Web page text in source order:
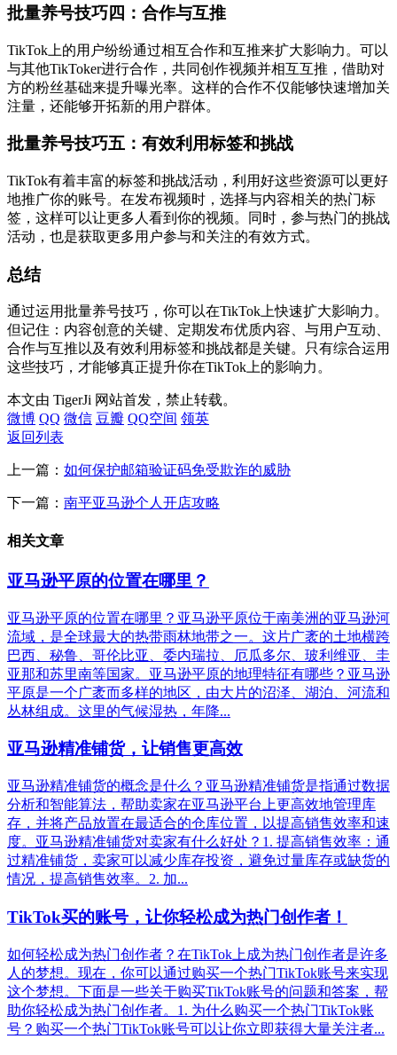
批量养号技巧四：合作与互推
TikTok上的用户纷纷通过相互合作和互推来扩大影响力。可以
与其他TikToker进行合作，共同创作视频并相互互推，借助对
方的粉丝基础来提升曝光率。这样的合作不仅能够快速增加关
注量，还能够开拓新的用户群体。
批量养号技巧五：有效利用标签和挑战
TikTok有着丰富的标签和挑战活动，利用好这些资源可以更好
地推广你的账号。在发布视频时，选择与内容相关的热门标
签，这样可以让更多人看到你的视频。同时，参与热门的挑战
活动，也是获取更多用户参与和关注的有效方式。
总结
通过运用批量养号技巧，你可以在TikTok上快速扩大影响力。
但记住：内容创意的关键、定期发布优质内容、与用户互动、
合作与互推以及有效利用标签和挑战都是关键。只有综合运用
这些技巧，才能够真正提升你在TikTok上的影响力。
本文由 TigerJi 网站首发，禁止转载。
微博 QQ 微信 豆瓣 QQ空间 领英
返回列表
上一篇： 如何保护邮箱验证码免受欺诈的威胁
下一篇： 南平亚马逊个人开店攻略
相关文章
亚马逊平原的位置在哪里？
亚马逊平原的位置在哪里？亚马逊平原位于南美洲的亚马逊河
流域，是全球最大的热带雨林地带之一。这片广袤的土地横跨
巴西、秘鲁、哥伦比亚、委内瑞拉、厄瓜多尔、玻利维亚、圭
亚那和苏里南等国家。亚马逊平原的地理特征有哪些？亚马逊
平原是一个广袤而多样的地区，由大片的沼泽、湖泊、河流和
丛林组成。这里的气候湿热，年降...
亚马逊精准铺货，让销售更高效
亚马逊精准铺货的概念是什么？亚马逊精准铺货是指通过数据
分析和智能算法，帮助卖家在亚马逊平台上更高效地管理库
存，并将产品放置在最适合的仓库位置，以提高销售效率和速
度。亚马逊精准铺货对卖家有什么好处？1. 提高销售效率：通
过精准铺货，卖家可以减少库存投资，避免过量库存或缺货的
情况，提高销售效率。2. 加...
TikTok买的账号，让你轻松成为热门创作者！
如何轻松成为热门创作者？在TikTok上成为热门创作者是许多
人的梦想。现在，你可以通过购买一个热门TikTok账号来实现
这个梦想。下面是一些关于购买TikTok账号的问题和答案，帮
助你轻松成为热门创作者。1. 为什么购买一个热门TikTok账
号？购买一个热门TikTok账号可以让你立即获得大量关注者...